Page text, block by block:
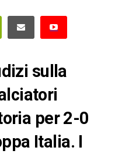
sulla
per 2-0
Italia. I